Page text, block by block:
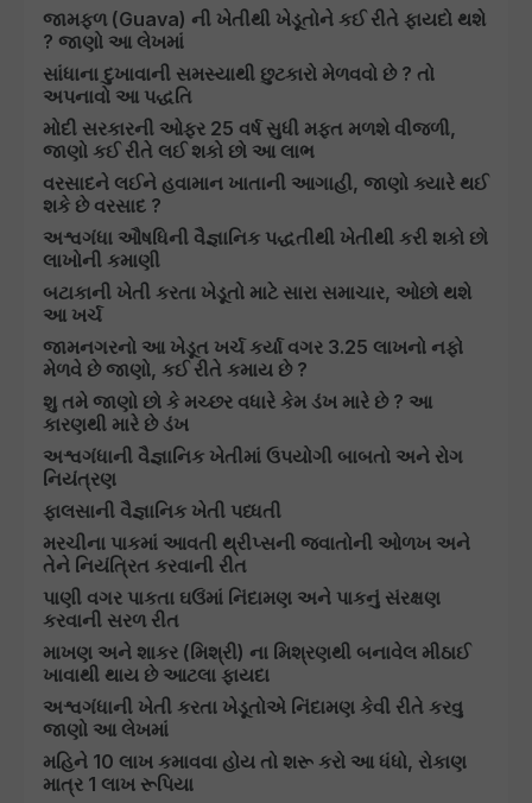
જામફળ (Guava) ની ખેતીથી ખેડૂતોને કઈ રીતે ફાયદો થશે
? જાણો આ લેખમાં
સાંધાના દુખાવાની સમસ્યાથી છુટકારો મેળવવો છે ? તો
અપનાવો આ પદ્ધતિ
મોદી સરકારની ઓફર 25 વર્ષ સુધી મફત મળશે વીજળી,
જાણો કઈ રીતે લઈ શકો છો આ લાભ
વરસાદને લઈને હવામાન ખાતાની આગાહી, જાણો ક્યારે થઈ
શકે છે વરસાદ ?
અશ્વગંધા ઔષધિની વૈજ્ઞાનિક પદ્ધતીથી ખેતીથી કરી શકો છો
લાખોની કમાણી
બટાકાની ખેતી કરતા ખેડૂતો માટે સારા સમાચાર, ઓછો થશે
આ ખર્ચ
જામનગરનો આ ખેડૂત ખર્ચ કર્યા વગર 3.25 લાખનો નફો
મેળવે છે જાણો, કઈ રીતે કમાય છે ?
શુ તમે જાણો છો કે મચ્છર વધારે કેમ ડંખ મારે છે ? આ
કારણથી મારે છે ડંખ
અશ્વગંધાની વૈજ્ઞાનિક ખેતીમાં ઉપયોગી બાબતો અને રોગ
નિયંત્રણ
ફાલસાની વૈજ્ઞાનિક ખેતી પધ્ધતી
મરચીના પાકમાં આવતી થ્રીપ્સની જવાતોની ઓળખ અને
તેને નિયંત્રિત કરવાની રીત
પાણી વગર પાકતા ઘઉંમાં નિંદામણ અને પાકનું સંરક્ષણ
કરવાની સરળ રીત
માખણ અને શાકર (મિશ્રી) ના મિશ્રણથી બનાવેલ મીઠાઈ
ખાવાથી થાય છે આટલા ફાયદા
અશ્વગંધાની ખેતી કરતા ખેડૂતોએ નિંદામણ કેવી રીતે કરવુ
જાણો આ લેખમાં
મહિને 10 લાખ કમાવવા હોય તો શરૂ કરો આ ધંધો, રોકાણ
માત્ર 1 લાખ રૂપિયા